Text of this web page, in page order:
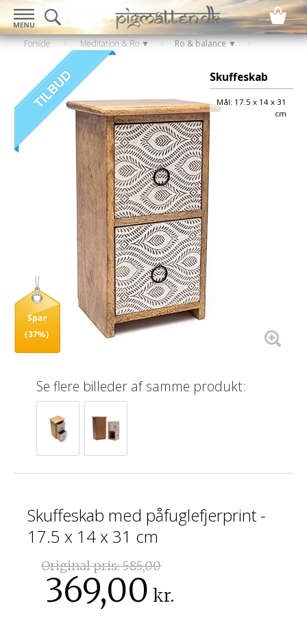
Forside > Meditation & Ro ▼ > Ro & balance ▼
Skuffeskab
Mål: 17.5 x 14 x 31
cm
Spar
(37%)
Se flere billeder af samme produkt:
Skuffeskab med påfuglefjerprint -
17.5 x 14 x 31 cm
Original pris:585,00
369,00 kr.